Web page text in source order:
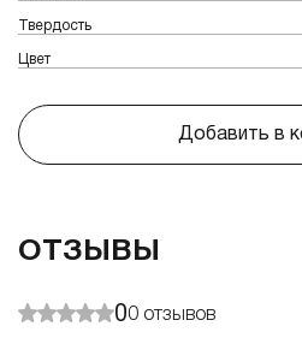
Твердость
Цвет
Добавить в
ОТЗЫВЫ
00 отзывов